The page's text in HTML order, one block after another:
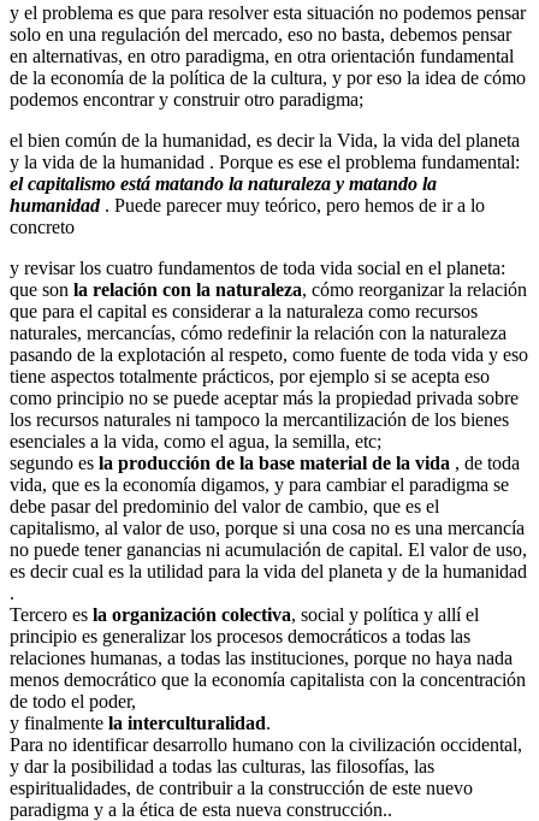
y el problema es que para resolver esta situación no podemos pensar
solo en una regulación del mercado, eso no basta, debemos pensar
en alternativas, en otro paradigma, en otra orientación fundamental
de la economía de la política de la cultura, y por eso la idea de cómo
podemos encontrar y construir otro paradigma;
el bien común de la humanidad, es decir la Vida, la vida del planeta
y la vida de la humanidad . Porque es ese el problema fundamental:
el capitalismo está matando la naturaleza y matando la
humanidad . Puede parecer muy teórico, pero hemos de ir a lo
concreto
y revisar los cuatro fundamentos de toda vida social en el planeta:
que son la relación con la naturaleza, cómo reorganizar la relación
que para el capital es considerar a la naturaleza como recursos
naturales, mercancías, cómo redefinir la relación con la naturaleza
pasando de la explotación al respeto, como fuente de toda vida y eso
tiene aspectos totalmente prácticos, por ejemplo si se acepta eso
como principio no se puede aceptar más la propiedad privada sobre
los recursos naturales ni tampoco la mercantilización de los bienes
esenciales a la vida, como el agua, la semilla, etc;
segundo es la producción de la base material de la vida , de toda
vida, que es la economía digamos, y para cambiar el paradigma se
debe pasar del predominio del valor de cambio, que es el
capitalismo, al valor de uso, porque si una cosa no es una mercancía
no puede tener ganancias ni acumulación de capital. El valor de uso,
es decir cual es la utilidad para la vida del planeta y de la humanidad
.
Tercero es la organización colectiva, social y política y allí el
principio es generalizar los procesos democráticos a todas las
relaciones humanas, a todas las instituciones, porque no haya nada
menos democrático que la economía capitalista con la concentración
de todo el poder,
y finalmente la interculturalidad.
Para no identificar desarrollo humano con la civilización occidental,
y dar la posibilidad a todas las culturas, las filosofías, las
espiritualidades, de contribuir a la construcción de este nuevo
paradigma y a la ética de esta nueva construcción..